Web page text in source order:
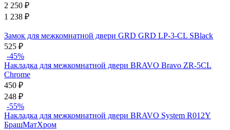
2 250 ₽
1 238 ₽
Замок для межкомнатной двери GRD GRD LP-3-CL SBlack
525 ₽
-45%
Накладка для межкомнатной двери BRAVO Bravo ZR-5CL
Chrome
450 ₽
248 ₽
-55%
Накладка для межкомнатной двери BRAVO System R012Y
БрашМатХром